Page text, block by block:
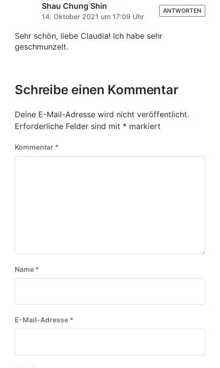
Shau Chung Shin
14. Oktober 2021 um 17:09 Uhr
Sehr schön, liebe Claudia! Ich habe sehr
geschmunzelt.
ANTWORTEN
Schreibe einen Kommentar
Deine E-Mail-Adresse wird nicht veröffentlicht.
Erforderliche Felder sind mit * markiert
Kommentar *
Name *
E-Mail-Adresse *